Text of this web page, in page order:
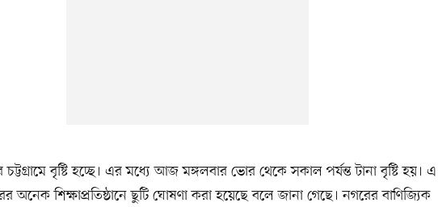
বৃষ্টি হচ্ছে। এর মধ্যে আজ মঙ্গলবার ভোর থেকে সকাল পর্যন্ত টানা বৃষ্টি হয়। এ
অনেক শিক্ষাপ্রতিষ্ঠানে ছুটি ঘোষণা করা হয়েছে বলে জানা গেছে। নগরের বাণিজ্যিক